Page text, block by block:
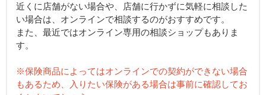
近くに店舗がない場合や、店舗に行かずに気軽に相談した
い場合は、オンラインで相談するのがおすすめです。
また、最近ではオンライン専用の相談ショップもありま
す。
※保険商品によってはオンラインでの契約ができない場合
もあるため、入りたい保険がある場合は事前に確認してお